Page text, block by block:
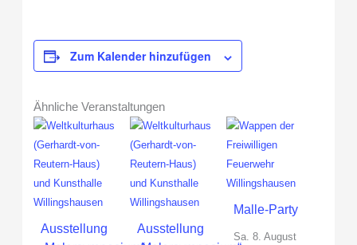
Zum Kalender hinzufügen
Ähnliche Veranstaltungen
Ausstellung
Ausstellung
Malle-Party
Sa. 8. August